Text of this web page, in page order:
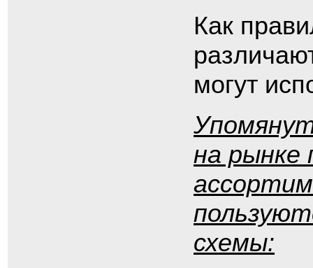
Как
могут
на рынке
схемы: